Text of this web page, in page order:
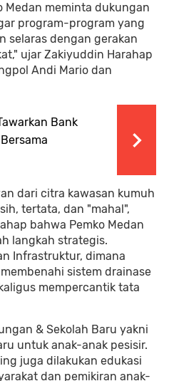
Medan meminta dukungan
program-program yang
selaras dengan gerakan
ujar Zakiyuddin Harahap
Andi Mario dan
Bank
dari citra kawasan kumuh
tertata, dan "mahal",
bahwa Pemko Medan
langkah strategis.
Infrastruktur, dimana
sistem drainase
mempercantik tata
& Sekolah Baru yakni
untuk anak-anak pesisir.
juga dilakukan edukasi
dan pemikiran anak-